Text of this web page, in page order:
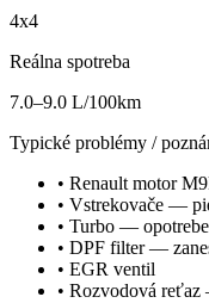
4x4
Reálna spotreba
7.0–9.0 L/100km
Typické problémy /
• Renault motor
• Vstrekovače —
• Turbo —
• DPF filter —
• EGR ventil
• Rozvodová